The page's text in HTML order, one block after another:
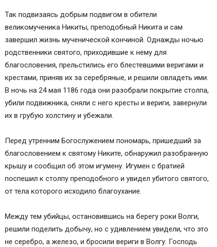
Так подвизаясь добрым подвигом в обители
великомученика Никиты, преподобный Никита и сам
завершил жизнь мученической кончиной. Однажды ночью
родственники святого, приходившие к нему для
благословения, прельстились его блестевшими веригами и
крестами, приняв их за серебряные, и решили овладеть ими.
В ночь на 24 мая 1186 года они разобрали покрытие столпа,
убили подвижника, сняли с него кресты и вериги, завернули
их в грубую холстину и убежали.
Перед утренним Богослужением пономарь, пришедший за
благословением к святому Никите, обнаружил разобранную
крышу и сообщил об этом игумену. Игумен с братией
поспешил к столпу преподобного и увидел убитого святого,
от тела которого исходило благоухание.
Между тем убийцы, остановившись на берегу роки Волги,
решили поделить добычу, но с удивлением увидели, что это
не серебро, а железо, и бросили вериги в Волгу. Господь